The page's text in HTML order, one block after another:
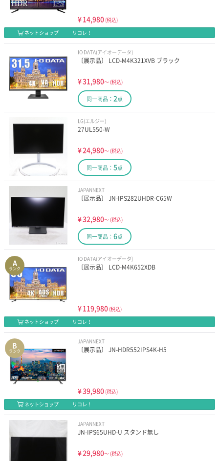
¥14,980 (税込)
ネットショップ
リコレ！
IO DATA(アイオーデータ)
〔展示品〕 LCD-M4K321XVB ブラック
¥31,980～ (税込)
同一商品： 2点
LG(エルジー)
27UL550-W
¥24,980～ (税込)
同一商品： 5点
JAPANNEXT
〔展示品〕 JN-IPS282UHDR-C65W
¥32,980～ (税込)
同一商品： 6点
A
ランク
IO DATA(アイオーデータ)
〔展示品〕 LCD-M4K652XDB
¥119,980 (税込)
ネットショップ
リコレ！
B
ランク
JAPANNEXT
〔展示品〕 JN-HDR552IPS4K-H5
¥39,980 (税込)
ネットショップ
リコレ！
JAPANNEXT
JN-IPS65UHD-U スタンド無し
¥29,980～ (税込)